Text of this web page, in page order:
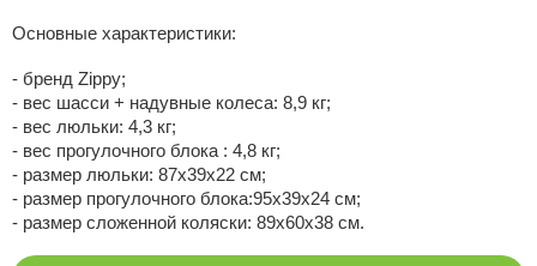
Основные характеристики:
- бренд Zippy;
- вес шасси + надувные колеса: 8,9 кг;
- вес люльки: 4,3 кг;
- вес прогулочного блока : 4,8 кг;
- размер люльки: 87х39х22 см;
- размер прогулочного блока:95х39х24 см;
- размер сложенной коляски: 89х60х38 см.